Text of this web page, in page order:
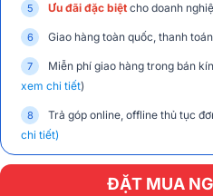
Ưu đãi đặc biệt cho doanh
Giao hàng toàn quốc, thanh
Miễn phí giao hàng trong bán
xem chi tiết)
Trả góp online, offline thủ tục
chi tiết)
ĐẶT MUA